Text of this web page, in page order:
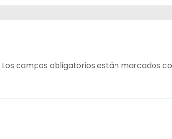
Los campos obligatorios están marcados